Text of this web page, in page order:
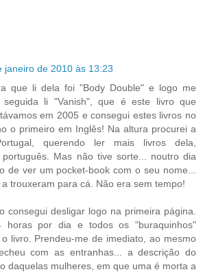
janeiro de 2010 às 13:23
que li dela foi "Body Double" e logo me
seguida li "Vanish", que é este livro que
em 2005 e consegui estes livros no
o primeiro em Inglês! Na altura procurei a
querendo ler mais livros dela,
Mas não tive sorte... noutro dia
de ver um pocket-book com o seu nome...
trouxeram para cá. Não era sem tempo!
consegui desligar logo na primeira página.
horas por dia e todos os "buraquinhos"
livro. Prendeu-me de imediato, ao mesmo
com as entranhas... a descrição do
daquelas mulheres, em que uma é morta a